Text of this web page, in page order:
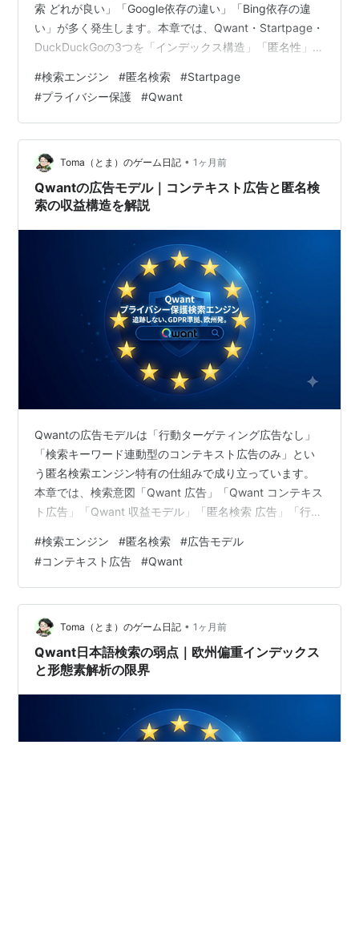
索 どれが良い」「Google依存の違い」「Bing依存の違
い」が多く発生します。本章では、Qwant・Startpage・
DuckDuckGoの3つを「インデックス構造」「匿名性」
系的に比較します。EU検索主権・Google依存・Bing依
存・独自インデックスといった技術的背景も踏まえ、匿
名検索の全体像を整理します。 この記事でわかること
Qwant・Startpage・DuckDuckGoの構造的な違い
Google…
#検索エンジン #匿名検索 #Startpage
#プライバシー保護 #Qwant
Toma（とま）のゲーム日記 • 1ヶ月前
Qwantの広告モデル｜コンテキスト広告と匿名検
索の収益構造を解説
Qwantの広告モデルは「行動ターゲティング広告なし」
「検索キーワード連動型のコンテキスト広告のみ」とい
う匿名検索エンジン特有の仕組みで成り立っています。
本章では、検索意図「Qwant 広告」「Qwant コンテキス
ト広告」「Qwant 収益モデル」「匿名検索 広告」「行動
造を体系的に整理します。Startpage・DuckDuckGo・
Braveとの広告モデルの違いも踏まえ、匿名検索における
広告の仕組みを総合的に解説します。 この記事でわかる
こと Qwantの広告モデル（コンテキスト広告）の仕組み
行動ターゲティング広告を採用しない理由 …
#検索エンジン #匿名検索 #広告モデル
#コンテキスト広告 #Qwant
Toma（とま）のゲーム日記 • 1ヶ月前
Qwant日本語検索の弱点｜欧州偏重インデックス
と形態素解析の限界